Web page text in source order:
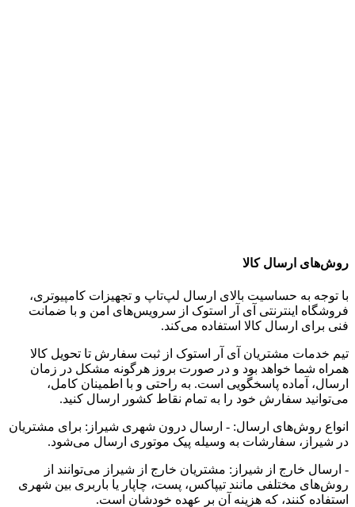
روش‌های ارسال کالا
با توجه به حساسیت بالای ارسال لپ‌تاپ و تجهیزات کامپیوتری،
فروشگاه اینترنتی آی آر استوک از سرویس‌های امن و با ضمانت
فنی برای ارسال کالا استفاده می‌کند.
تیم خدمات مشتریان آی آر استوک از ثبت سفارش تا تحویل کالا
همراه شما خواهد بود و در صورت بروز هرگونه مشکل در زمان
ارسال، آماده پاسخگویی است. به راحتی و با اطمینان کامل،
می‌توانید سفارش خود را به تمام نقاط کشور ارسال کنید.
انواع روش‌های ارسال: - ارسال درون شهری شیراز: برای مشتریان
در شیراز، سفارشات به وسیله پیک موتوری ارسال می‌شود.
- ارسال خارج از شیراز: مشتریان خارج از شیراز می‌توانند از
روش‌های مختلفی مانند تیپاکس، پست، چاپار یا باربری بین شهری
استفاده کنند، که هزینه آن بر عهده خودشان است.